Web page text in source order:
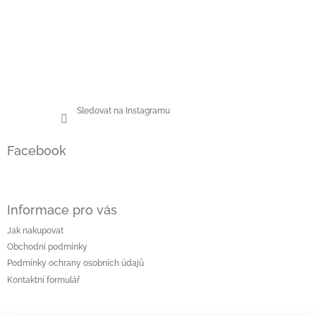
Sledovat na Instagramu
Facebook
Informace pro vás
Jak nakupovat
Obchodní podmínky
Podmínky ochrany osobních údajů
Kontaktní formulář